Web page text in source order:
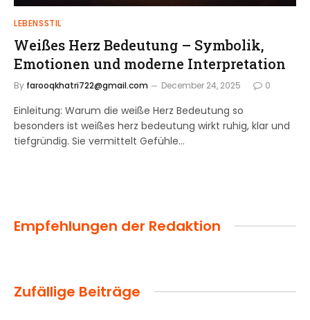
LEBENSSTIL
Weißes Herz Bedeutung – Symbolik,
Emotionen und moderne Interpretation
By farooqkhatri722@gmail.com December 24, 2025 0
Einleitung: Warum die weiße Herz Bedeutung so
besonders ist weißes herz bedeutung wirkt ruhig, klar und
tiefgründig. Sie vermittelt Gefühle…
Empfehlungen der Redaktion
Zufällige Beiträge